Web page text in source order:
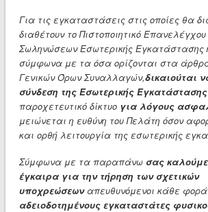
Για τις εγκαταστάσεις στις οποίες θα
διαθέτουν το Πιστοποιητικό
Σωληνώσεων Εσωτερικής Εγκατάστασης
σύμφωνα με τα όσα ορίζονται στα
Γενικών Όρων Συναλλαγών,δικαιούται
σύνδεση της Εσωτερικής Εγκατάστασης
παροχετευτικό δίκτυο για λόγους
μειώνεται η ευθύνη του Πελάτη όσον
και ορθή λειτουργία της εσωτερικής
Σύμφωνα με τα παραπάνω σας
έγκαιρα για την τήρηση των σχετικών
υποχρεώσεωναπευθυνόμενοι κάθε φορά
αδειοδοτημένους εγκαταστάτες